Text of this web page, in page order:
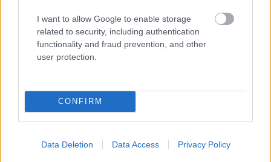
I want to allow Google to enable storage
related to security, including authentication
functionality and fraud prevention, and other
user protection.
CONFIRM
Data Deletion Data Access Privacy Policy
Επίθεση στην αλυσίδα εφοδιασμού
εβδομαδιαίες λήψεις